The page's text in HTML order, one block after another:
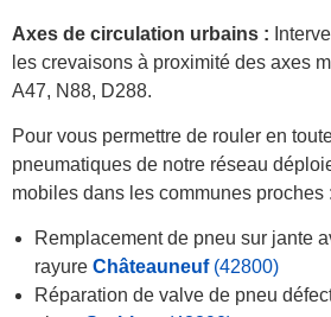
Axes de circulation urbains :
les crevaisons à proximité des axes
A47, N88, D288.
Pour vous permettre de rouler en
pneumatiques de notre réseau
mobiles dans les communes proches :
Remplacement de pneu sur jante
rayure Châteauneuf (42800)
Réparation de valve de pneu